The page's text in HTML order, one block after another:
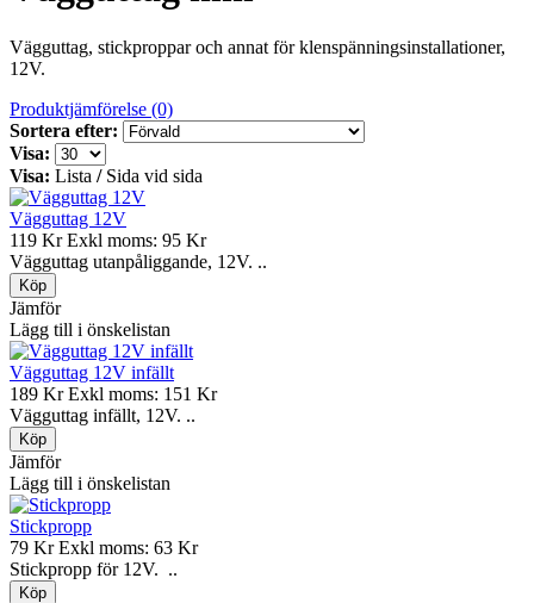
Vägguttag, stickproppar och annat för klenspänningsinstallationer,
12V.
Produktjämförelse (0)
Sortera efter:
Visa:
Visa: Lista / Sida vid sida
Vägguttag 12V
119 KrExkl moms: 95 Kr
Vägguttag utanpåliggande, 12V. ..
Jämför
Lägg till i önskelistan
Vägguttag 12V infällt
189 KrExkl moms: 151 Kr
Vägguttag infällt, 12V. ..
Jämför
Lägg till i önskelistan
Stickpropp
79 KrExkl moms: 63 Kr
Stickpropp för 12V. ..